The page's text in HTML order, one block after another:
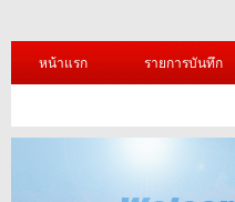
หน้าแรก รายการบันทึก